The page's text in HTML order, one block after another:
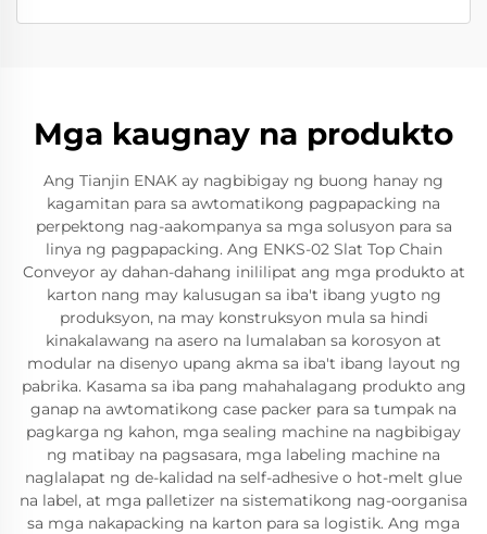
Mga kaugnay na produkto
Ang Tianjin ENAK ay nagbibigay ng buong hanay ng
kagamitan para sa awtomatikong pagpapacking na
perpektong nag-aakompanya sa mga solusyon para sa
linya ng pagpapacking. Ang ENKS-02 Slat Top Chain
Conveyor ay dahan-dahang inililipat ang mga produkto at
karton nang may kalusugan sa iba't ibang yugto ng
produksyon, na may konstruksyon mula sa hindi
kinakalawang na asero na lumalaban sa korosyon at
modular na disenyo upang akma sa iba't ibang layout ng
pabrika. Kasama sa iba pang mahahalagang produkto ang
ganap na awtomatikong case packer para sa tumpak na
pagkarga ng kahon, mga sealing machine na nagbibigay
ng matibay na pagsasara, mga labeling machine na
naglalapat ng de-kalidad na self-adhesive o hot-melt glue
na label, at mga palletizer na sistematikong nag-oorganisa
sa mga nakapacking na karton para sa logistik. Ang mga